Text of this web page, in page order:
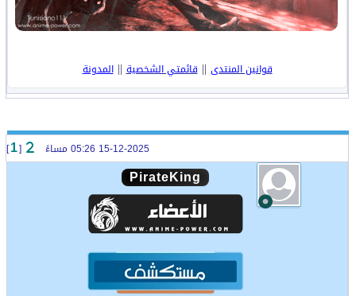
قوانين المنتدى ||قائمتي الشخصية||المدونة
[
1
]
PirateKing